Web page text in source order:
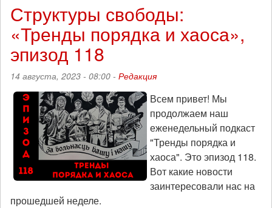
сила:
«Тренды
порядка
и
хаоса»,
эпизод
121
Структуры свободы:
«Тренды порядка и хаоса»,
эпизод 118
14 августа, 2023 - 08:00 - Редакция
Всем привет! Мы
продолжаем наш
еженедельный подкаст
"Тренды порядка и
хаоса". Это эпизод 118.
Вот какие новости
заинтересовали нас на
прошедшей неделе.